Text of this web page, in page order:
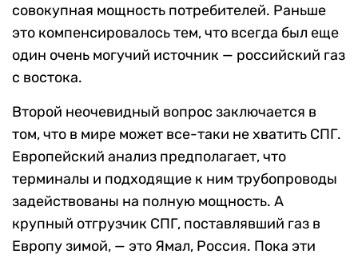
совокупная мощность потребителей. Раньше
это компенсировалось тем, что всегда был еще
один очень могучий источник — российский газ
с востока.
Второй неочевидный вопрос заключается в
том, что в мире может все-таки не хватить СПГ.
Европейский анализ предполагает, что
терминалы и подходящие к ним трубопроводы
задействованы на полную мощность. А
крупный отгрузчик СПГ, поставлявший газ в
Европу зимой, — это Ямал, Россия. Пока эти